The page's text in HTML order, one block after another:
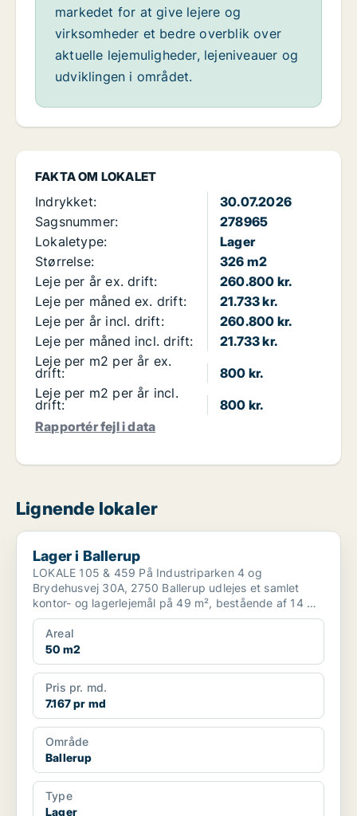
FAKTA OM LOKALET
Indrykket:
30.07.2026
Sagsnummer:
278965
Lokaletype:
Lager
Størrelse:
326 m2
Leje per år ex. drift:
260.800 kr.
Leje per måned ex. drift:
21.733 kr.
Leje per år incl. drift:
260.800 kr.
Leje per måned incl. drift:
21.733 kr.
Leje per m2 per år ex.
drift:
800 kr.
Leje per m2 per år incl.
drift:
800 kr.
Rapportér fejl i data
markedet for at give lejere og
virksomheder et bedre overblik over
aktuelle lejemuligheder, lejeniveauer og
udviklingen i området.
Lignende lokaler
Lager i Ballerup
Lager i Ballerup
LOKALE 105 & 459 På Industriparken 4 og
Brydehusvej 30A, 2750 Ballerup udlejes et samlet
kontor- og lagerlejemål på 49 m², bestående af 14 m²
kontor/opbev...
Areal
50 m2
Pris pr. md.
7.167 pr md
Område
Ballerup
Type
Lager